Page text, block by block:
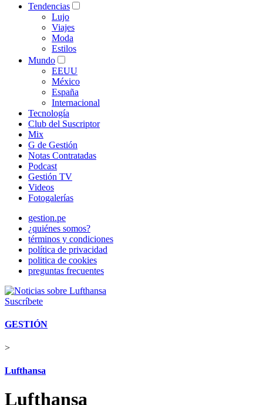
Tendencias
Lujo
Viajes
Moda
Estilos
Mundo
EEUU
México
España
Internacional
Tecnología
Club del Suscriptor
Mix
G de Gestión
Notas Contratadas
Podcast
Gestión TV
Videos
Fotogalerías
gestion.pe
¿quiénes somos?
términos y condiciones
política de privacidad
politica de cookies
preguntas frecuentes
Suscríbete
GESTIÓN
>
Lufthansa
Lufthansa